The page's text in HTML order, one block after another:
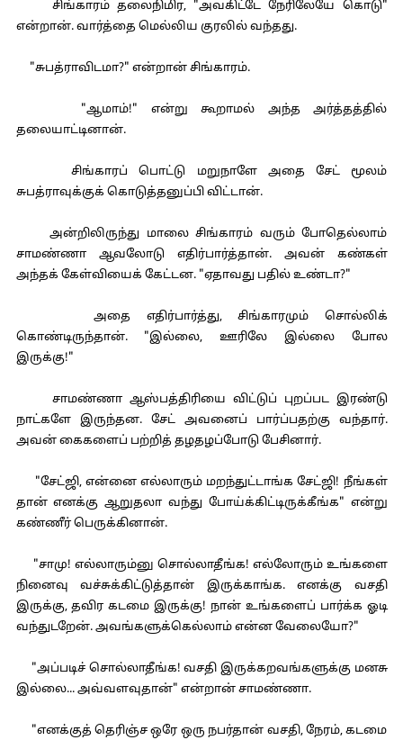
சிங்காரம் தலைநிமிர, "அவகிட்டே நேரிலேயே கொடு"
என்றான். வார்த்தை மெல்லிய குரலில் வந்தது.
"சுபத்ராவிடமா?" என்றான் சிங்காரம்.
"ஆமாம்!" என்று கூறாமல் அந்த அர்த்தத்தில்
தலையாட்டினான்.
சிங்காரப் பொட்டு மறுநாளே அதை சேட் மூலம்
சுபத்ராவுக்குக் கொடுத்தனுப்பி விட்டான்.
அன்றிலிருந்து மாலை சிங்காரம் வரும் போதெல்லாம்
சாமண்ணா ஆவலோடு எதிர்பார்த்தான். அவன் கண்கள்
அந்தக் கேள்வியைக் கேட்டன. "ஏதாவது பதில் உண்டா?"
அதை எதிர்பார்த்து, சிங்காரமும் சொல்லிக்
கொண்டிருந்தான். "இல்லை, ஊரிலே இல்லை போல
இருக்கு!"
சாமண்ணா ஆஸ்பத்திரியை விட்டுப் புறப்பட இரண்டு
நாட்களே இருந்தன. சேட் அவனைப் பார்ப்பதற்கு வந்தார்.
அவன் கைகளைப் பற்றித் தழதழப்போடு பேசினார்.
"சேட்ஜி, என்னை எல்லாரும் மறந்துட்டாங்க சேட்ஜி! நீங்கள்
தான் எனக்கு ஆறுதலா வந்து போய்க்கிட்டிருக்கீங்க" என்று
கண்ணீர் பெருக்கினான்.
"சாமு! எல்லாரும்னு சொல்லாதீங்க! எல்லோரும் உங்களை
நினைவு வச்சுக்கிட்டுத்தான் இருக்காங்க. எனக்கு வசதி
இருக்கு, தவிர கடமை இருக்கு! நான் உங்களைப் பார்க்க ஓடி
வந்துடறேன். அவங்களுக்கெல்லாம் என்ன வேலையோ?"
"அப்படிச் சொல்லாதீங்க! வசதி இருக்கறவங்களுக்கு மனசு
இல்லை... அவ்வளவுதான்" என்றான் சாமண்ணா.
"எனக்குத் தெரிஞ்ச ஒரே ஒரு நபர்தான் வசதி, நேரம், கடமை